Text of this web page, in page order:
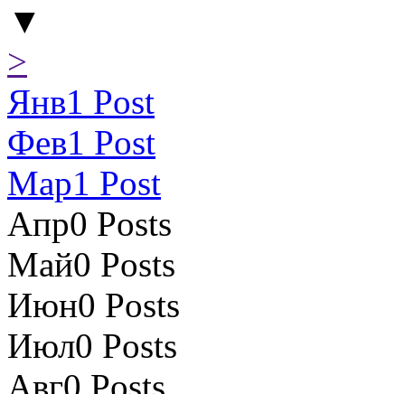
▼
>
Янв1 Post
Фев1 Post
Мар1 Post
Апр0 Posts
Май0 Posts
Июн0 Posts
Июл0 Posts